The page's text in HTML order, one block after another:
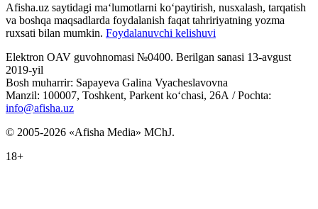
Afisha.uz saytidagi ma‘lumotlarni ko‘paytirish, nusxalash, tarqatish
va boshqa maqsadlarda foydalanish faqat tahririyatning yozma
ruxsati bilan mumkin. Foydalanuvchi kelishuvi
Elektron OAV guvohnomasi №0400. Berilgan sanasi 13-avgust
2019-yil
Bosh muharrir: Sapayeva Galina Vyacheslavovna
Manzil: 100007, Toshkent, Parkent ko‘chasi, 26А / Pochta:
info@afisha.uz
© 2005-2026 «Afisha Media» MChJ.
18+